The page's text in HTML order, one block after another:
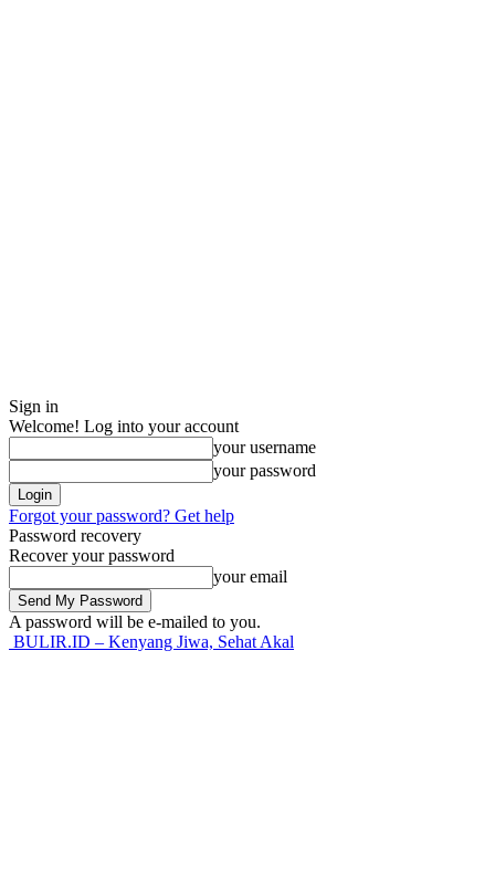
Sign in
Welcome! Log into your account
your username
your password
Forgot your password? Get help
Password recovery
Recover your password
your email
A password will be e-mailed to you.
BULIR.ID – Kenyang Jiwa, Sehat Akal